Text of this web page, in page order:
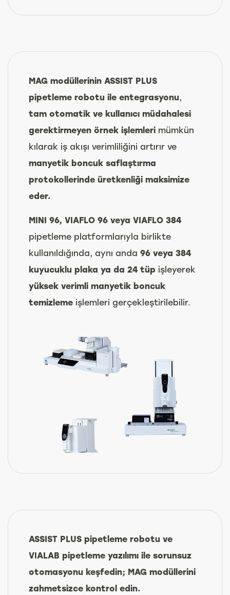
MAG modüllerinin ASSIST PLUS
pipetleme robotu ile entegrasyonu,
tam otomatik ve kullanıcı müdahalesi
gerektirmeyen örnek işlemleri mümkün
kılarak iş akışı verimliliğini artırır ve
manyetik boncuk saflaştırma
protokollerinde üretkenliği maksimize
eder.
MINI 96, VIAFLO 96 veya VIAFLO 384
pipetleme platformlarıyla birlikte
kullanıldığında, aynı anda 96 veya 384
kuyucuklu plaka ya da 24 tüp işleyerek
yüksek verimli manyetik boncuk
temizleme işlemleri gerçekleştirilebilir.
ASSIST PLUS pipetleme robotu ve
VIALAB pipetleme yazılımı ile sorunsuz
otomasyonu keşfedin; MAG modüllerini
zahmetsizce kontrol edin.